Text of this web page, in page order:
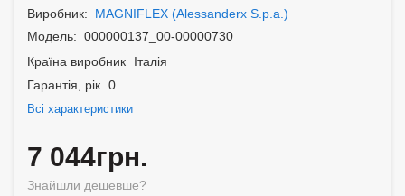
Виробник:
MAGNIFLEX (Alessanderx S.p.a.)
Модель: 000000137_00-00000730
Країна виробник
Італія
Гарантія, рік 0
Всі характеристики
7 044грн.
Знайшли дешевше?